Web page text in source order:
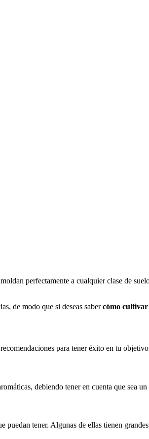
perfectamente a cualquier clase de
de modo que si deseas sabercómo
para tener éxito en tu
debiendo tener en cuenta que sea
puedan tener. Algunas de ellas tienen